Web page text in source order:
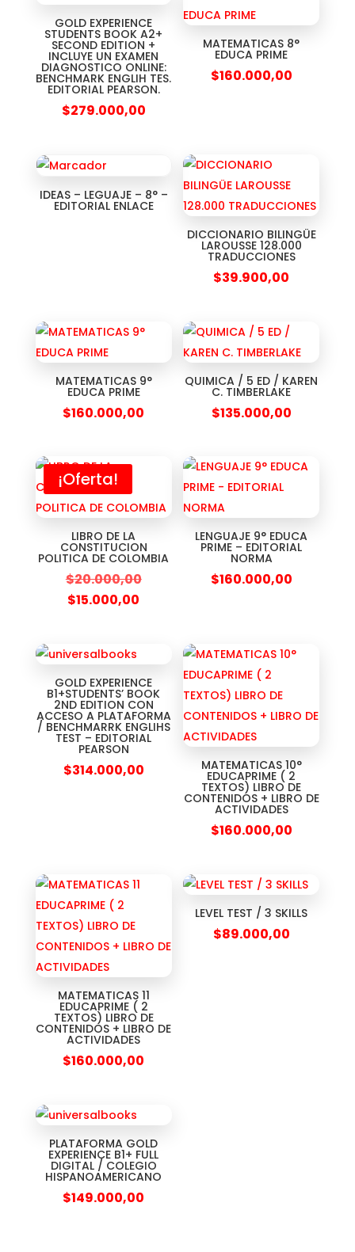
GOLD EXPERIENCE
STUDENTS BOOK A2+
SECOND EDITION +
INCLUYE UN EXAMEN
DIAGNOSTICO ONLINE:
BENCHMARK ENGLIH TES.
EDITORIAL PEARSON.
$279.000,00
MATEMATICAS 8°
EDUCA PRIME
$160.000,00
IDEAS – LEGUAJE – 8° –
EDITORIAL ENLACE
DICCIONARIO BILINGÜE
LAROUSSE 128.000
TRADUCCIONES
$39.900,00
MATEMATICAS 9°
EDUCA PRIME
$160.000,00
QUIMICA / 5 ED / KAREN
C. TIMBERLAKE
$135.000,00
¡Oferta!
LIBRO DE LA
CONSTITUCION
POLITICA DE COLOMBIA
$20.000,00
$15.000,00
LENGUAJE 9° EDUCA
PRIME – EDITORIAL
NORMA
$160.000,00
GOLD EXPERIENCE
B1+STUDENTS’ BOOK
2ND EDITION CON
ACCESO A PLATAFORMA
/ BENCHMARRK ENGLIHS
TEST – EDITORIAL
PEARSON
$314.000,00 MATEMATICAS 10°
EDUCAPRIME ( 2
TEXTOS) LIBRO DE
CONTENIDOS + LIBRO DE
ACTIVIDADES
$160.000,00
MATEMATICAS 11
EDUCAPRIME ( 2
TEXTOS) LIBRO DE
CONTENIDOS + LIBRO DE
ACTIVIDADES
$160.000,00
LEVEL TEST / 3 SKILLS
$89.000,00
PLATAFORMA GOLD
EXPERIENCE B1+ FULL
DIGITAL / COLEGIO
HISPANOAMERICANO
$149.000,00